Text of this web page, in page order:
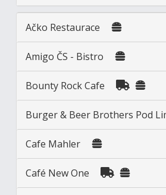
Ačko Restaurace
Amigo ČS - Bistro
Bounty Rock Cafe
Burger & Beer Brothers Pod
Cafe Mahler
Café New One